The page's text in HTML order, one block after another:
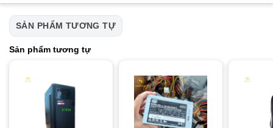
SẢN PHẨM TƯƠNG TỰ
Sản phẩm tương tự